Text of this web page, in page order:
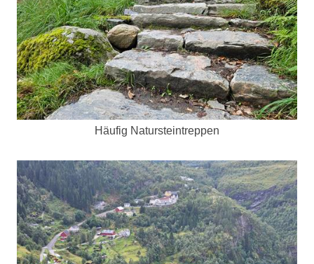
Häufig Natursteintreppen